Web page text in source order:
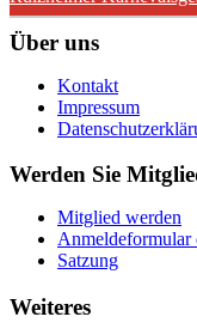
Über uns
Kontakt
Impressum
Werden Sie
Mitglied werden
Anmeldeformular
Satzung
Weiteres